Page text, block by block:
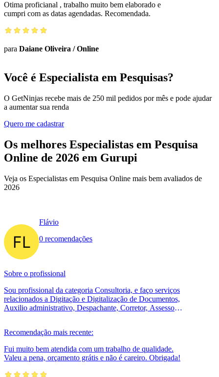
Otima proficianal , trabalho muito bem elaborado e
cumpri com as datas agendadas. Recomendada.
para Daiane Oliveira /Online
Você é Especialista em Pesquisas?
O GetNinjas recebe mais de 250 mil pedidos por mês e pode ajudar
a aumentar sua renda
Quero me cadastrar
Os melhores Especialistas em Pesquisa
Online de 2026 em Gurupi
Veja os Especialistas em Pesquisa Online mais bem avaliados de
2026
Flávio
0 recomendações
Sobre o profissional
Sou profissional da categoria Consultoria, e faço serviços
relacionados a Digitação e Digitalização de Documentos,
Auxilio administrativo, Despachante, Corretor, Assessor
Recomendação mais recente:
Fui muito bem atendida com um trabalho de qualidade.
Valeu a pena, orçamento grátis e não é careiro. Obrigada!